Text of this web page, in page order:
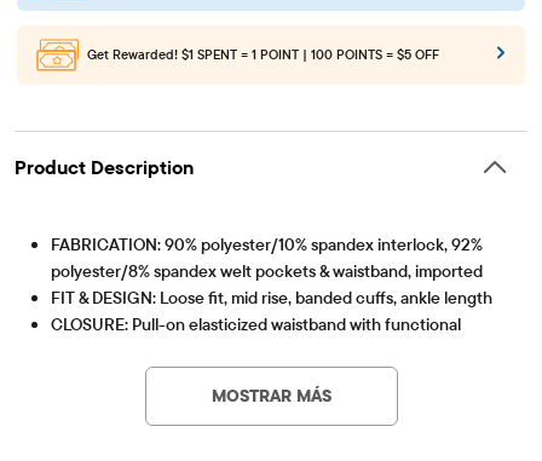
Get Rewarded! $1 SPENT = 1 POINT | 100 POINTS = $5 OFF
Product Description
FABRICATION: 90% polyester/10% spandex interlock, 92%
polyester/8% spandex welt pockets & waistband, imported
FIT & DESIGN: Loose fit, mid rise, banded cuffs, ankle length
CLOSURE: Pull-on elasticized waistband with functional
MOSTRAR MÁS